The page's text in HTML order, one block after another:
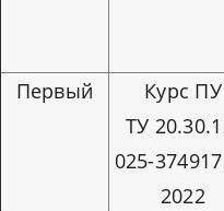
Первый
Курс ПУ
ТУ
025-
2022